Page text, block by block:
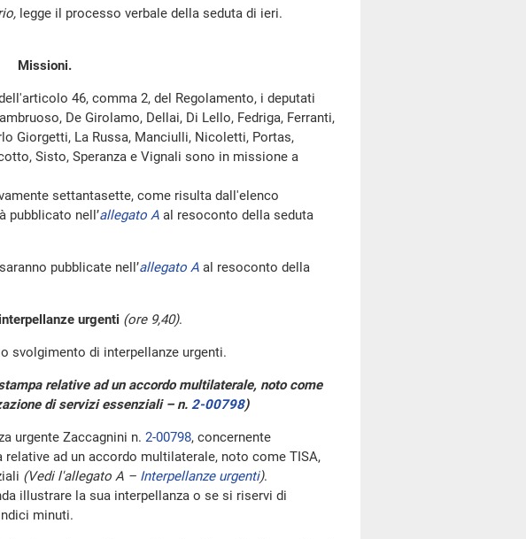
legge il processo verbale della seduta di ieri.
Missioni.
46, comma 2, del Regolamento, i deputati
De Girolamo, Dellai, Di Lello, Fedriga, Ferranti,
Giorgetti, La Russa, Manciulli, Nicoletti, Portas,
Sisto, Speranza e Vignali sono in missione a
settantasette, come risulta dall'elenco
pubblicato nell’allegato A al resoconto della seduta
pubblicate nell’allegato A al resoconto della
urgenti (ore 9,40).
svolgimento di interpellanze urgenti.
relative ad un accordo multilaterale, noto come
di servizi essenziali – n. 2-00798)
urgente Zaccagnini n. 2-00798, concernente
ad un accordo multilaterale, noto come TISA,
(Vedi l'allegato A – Interpellanze urgenti).
illustrare la sua interpellanza o se si riservi di
minuti.